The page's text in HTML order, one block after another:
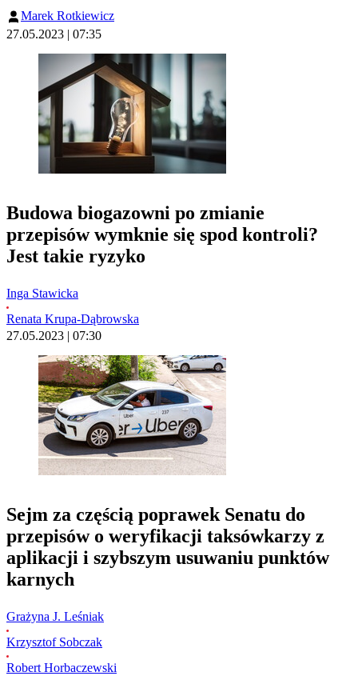
Marek Rotkiewicz
27.05.2023 | 07:35
Budowa biogazowni po zmianie
przepisów wymknie się spod kontroli?
Jest takie ryzyko
Inga Stawicka
Renata Krupa-Dąbrowska
27.05.2023 | 07:30
Sejm za częścią poprawek Senatu do
przepisów o weryfikacji taksówkarzy z
aplikacji i szybszym usuwaniu punktów
karnych
Grażyna J. Leśniak
Krzysztof Sobczak
Robert Horbaczewski